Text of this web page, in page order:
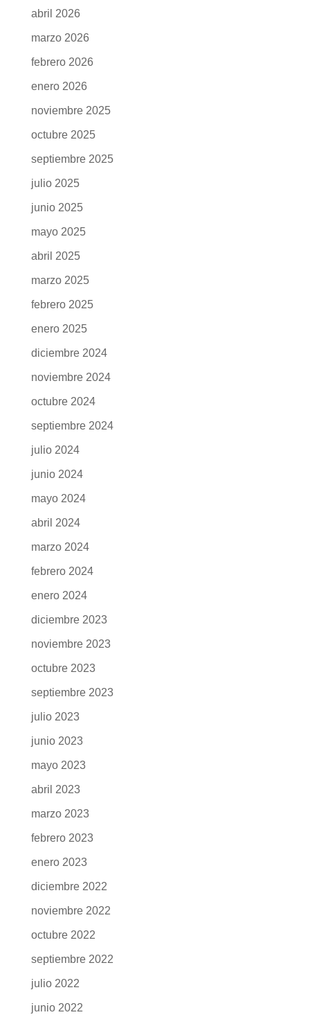
Archivos
agosto 2026
julio 2026
junio 2026
mayo 2026
abril 2026
marzo 2026
febrero 2026
enero 2026
noviembre 2025
octubre 2025
septiembre 2025
julio 2025
junio 2025
mayo 2025
abril 2025
marzo 2025
febrero 2025
enero 2025
diciembre 2024
noviembre 2024
octubre 2024
septiembre 2024
julio 2024
junio 2024
mayo 2024
abril 2024
marzo 2024
febrero 2024
enero 2024
diciembre 2023
noviembre 2023
octubre 2023
septiembre 2023
julio 2023
junio 2023
mayo 2023
abril 2023
marzo 2023
febrero 2023
enero 2023
diciembre 2022